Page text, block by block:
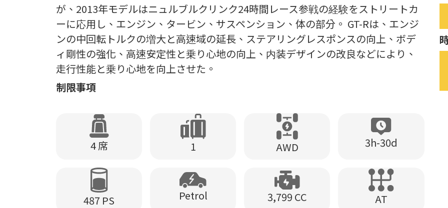
が、2013年モデルはニュルブルクリンク24時間レース参戦の経験をストリートカ
ーに応用し、エンジン、タービン、サスペンション、体の部分。 GT-Rは、エンジ
ンの中回転トルクの増大と高速域の延長、ステアリングレスポンスの向上、ボデ
ィ剛性の強化、高速安定性と乗り心地の向上、内装デザインの改良などにより、
走行性能と乗り心地を向上させた。
制限事項
4 席 1 AWD 3h-30d
487 PS Petrol 3,799 CC AT